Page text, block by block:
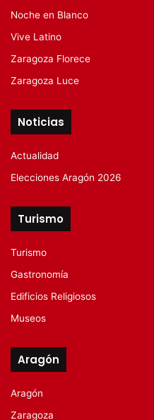
Noche en Blanco
Vive Latino
Zaragoza Florece
Zaragoza Luce
Noticias
Actualidad
Elecciones Aragón 2026
Turismo
Turismo
Gastronomía
Edificios Religiosos
Museos
Aragón
Aragón
Zaragoza